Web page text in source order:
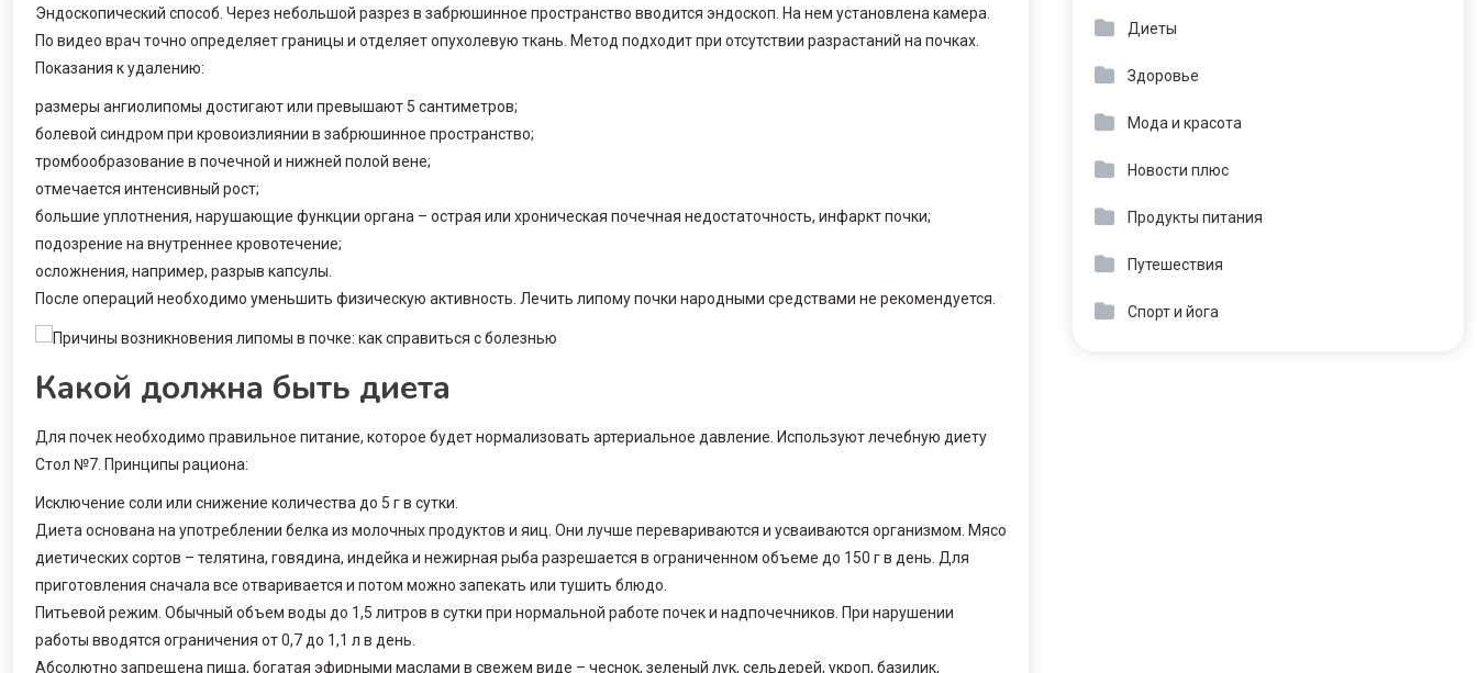
Эндоскопический способ. Через небольшой разрез в забрюшинное пространство вводится эндоскоп. На нем установлена камера.
По видео врач точно определяет границы и отделяет опухолевую ткань. Метод подходит при отсутствии разрастаний на почках.
Показания к удалению:
размеры ангиолипомы достигают или превышают 5 сантиметров;
болевой синдром при кровоизлиянии в забрюшинное пространство;
тромбообразование в почечной и нижней полой вене;
отмечается интенсивный рост;
большие уплотнения, нарушающие функции органа – острая или хроническая почечная недостаточность, инфаркт почки;
подозрение на внутреннее кровотечение;
осложнения, например, разрыв капсулы.
После операций необходимо уменьшить физическую активность. Лечить липому почки народными средствами не рекомендуется.
Какой должна быть диета
Для почек необходимо правильное питание, которое будет нормализовать артериальное давление. Используют лечебную диету
Стол №7. Принципы рациона:
Исключение соли или снижение количества до 5 г в сутки.
Диета основана на употреблении белка из молочных продуктов и яиц. Они лучше перевариваются и усваиваются организмом. Мясо
диетических сортов – телятина, говядина, индейка и нежирная рыба разрешается в ограниченном объеме до 150 г в день. Для
приготовления сначала все отваривается и потом можно запекать или тушить блюдо.
Питьевой режим. Обычный объем воды до 1,5 литров в сутки при нормальной работе почек и надпочечников. При нарушении
работы вводятся ограничения от 0,7 до 1,1 л в день.
Абсолютно запрещена пища, богатая эфирными маслами в свежем виде – чеснок, зеленый лук, сельдерей, укроп, базилик,
Диеты
Здоровье
Мода и красота
Новости плюс
Продукты питания
Путешествия
Спорт и йога